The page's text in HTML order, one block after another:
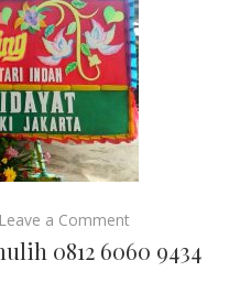
Leave a Commenton
Papan
Bunga
0812 6060 9434